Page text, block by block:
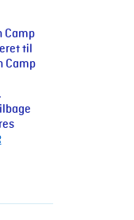
Camp
til
Camp